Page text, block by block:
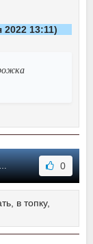
13:11)
0
в топку,